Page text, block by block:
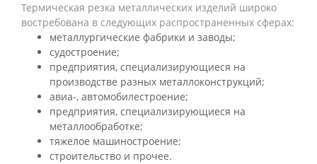
Термическая резка металлических изделий широко
востребована в следующих распространенных сферах:
металлургические фабрики и заводы;
судостроение;
предприятия, специализирующиеся на
производстве разных металлоконструкций;
авиа-, автомобилестроение;
предприятия, специализирующиеся на
металлообработке;
тяжелое машиностроение;
строительство и прочее.